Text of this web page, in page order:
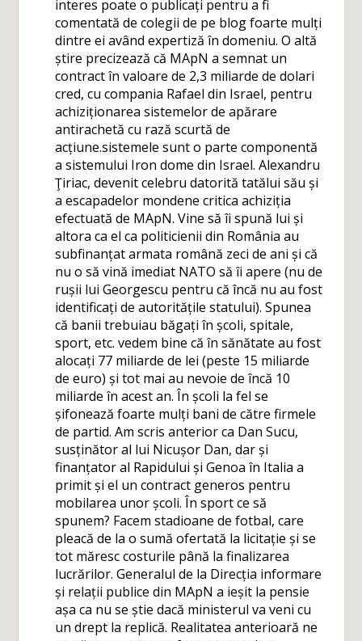
interes poate o publicați pentru a fi
comentată de colegii de pe blog foarte mulți
dintre ei având expertiză în domeniu. O altă
știre precizează că MApN a semnat un
contract în valoare de 2,3 miliarde de dolari
cred, cu compania Rafael din Israel, pentru
achiziționarea sistemelor de apărare
antirachetă cu rază scurtă de
acțiune.sistemele sunt o parte componentă
a sistemului Iron dome din Israel. Alexandru
Ţiriac, devenit celebru datorită tatălui său și
a escapadelor mondene critica achiziția
efectuată de MApN. Vine să îi spună lui și
altora ca el ca politicienii din România au
subfinanțat armata română zeci de ani și că
nu o să vină imediat NATO să îi apere (nu de
rușii lui Georgescu pentru că încă nu au fost
identificați de autoritățile statului). Spunea
că banii trebuiau băgați în școli, spitale,
sport, etc. vedem bine că în sănătate au fost
alocați 77 miliarde de lei (peste 15 miliarde
de euro) și tot mai au nevoie de încă 10
miliarde în acest an. În școli la fel se
șifonează foarte mulți bani de către firmele
de partid. Am scris anterior ca Dan Sucu,
susținător al lui Nicușor Dan, dar și
finanțator al Rapidului și Genoa în Italia a
primit și el un contract generos pentru
mobilarea unor școli. În sport ce să
spunem? Facem stadioane de fotbal, care
pleacă de la o sumă ofertată la licitație și se
tot măresc costurile până la finalizarea
lucrărilor. Generalul de la Direcția informare
și relații publice din MApN a ieșit la pensie
așa ca nu se știe dacă ministerul va veni cu
un drept la replică. Realitatea anterioară ne